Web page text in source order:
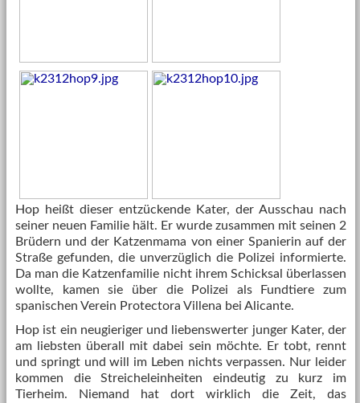
Hop heißt dieser entzückende Kater, der Ausschau nach
seiner neuen Familie hält. Er wurde zusammen mit seinen 2
Brüdern und der Katzenmama von einer Spanierin auf der
Straße gefunden, die unverzüglich die Polizei informierte.
Da man die Katzenfamilie nicht ihrem Schicksal überlassen
wollte, kamen sie über die Polizei als Fundtiere zum
spanischen Verein Protectora Villena bei Alicante.
Hop ist ein neugieriger und liebenswerter junger Kater, der
am liebsten überall mit dabei sein möchte. Er tobt, rennt
und springt und will im Leben nichts verpassen. Nur leider
kommen die Streicheleinheiten eindeutig zu kurz im
Tierheim. Niemand hat dort wirklich die Zeit, das